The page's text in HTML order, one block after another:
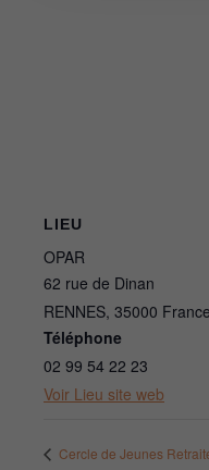
LIEU
OPAR
62 rue de Dinan
RENNES, 35000
Téléphone
02 99 54 22 23
Voir Lieu site web
Cercle de Jeunes